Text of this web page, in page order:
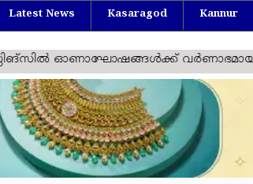
Latest News Kasaragod Kannur